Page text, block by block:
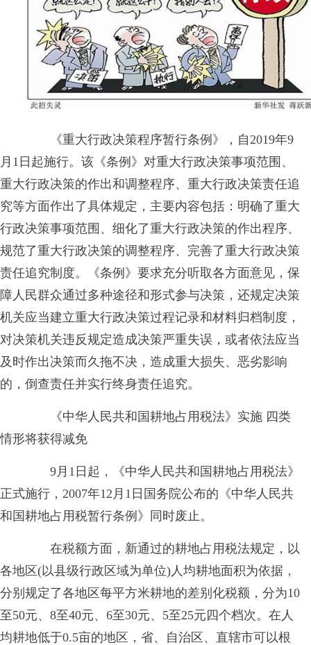
《重大行政决策程序暂行条例》，自2019年9
月1日起施行。该《条例》对重大行政决策事项范围、
重大行政决策的作出和调整程序、重大行政决策责任追
究等方面作出了具体规定，主要内容包括：明确了重大
行政决策事项范围、细化了重大行政决策的作出程序、
规范了重大行政决策的调整程序、完善了重大行政决策
责任追究制度。《条例》要求充分听取各方面意见，保
障人民群众通过多种途径和形式参与决策，还规定决策
机关应当建立重大行政决策过程记录和材料归档制度，
对决策机关违反规定造成决策严重失误，或者依法应当
及时作出决策而久拖不决，造成重大损失、恶劣影响
的，倒查责任并实行终身责任追究。
《中华人民共和国耕地占用税法》实施 四类
情形将获得减免
9月1日起，《中华人民共和国耕地占用税法》
正式施行，2007年12月1日国务院公布的《中华人民共
和国耕地占用税暂行条例》同时废止。
在税额方面，新通过的耕地占用税法规定，以
各地区(以县级行政区域为单位)人均耕地面积为依据，
分别规定了各地区每平方米耕地的差别化税额，分为10
至50元、8至40元、6至30元、5至25元四个档次。在人
均耕地低于0.5亩的地区，省、自治区、直辖市可以根